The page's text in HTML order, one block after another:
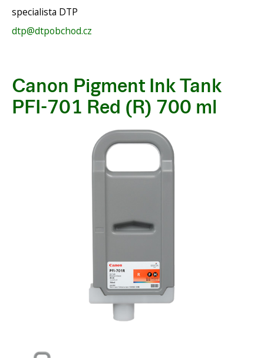
specialista DTP
dtp@dtpobchod.cz
Canon Pigment Ink Tank
PFI-701 Red (R) 700 ml